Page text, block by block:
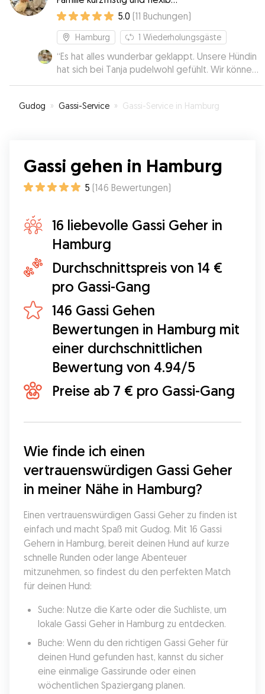
für Euren Vierbeiner bereit!
5.0 (11 Buchungen)
Hamburg 1 Wiederholungsgäste
“Es hat alles wunderbar geklappt. Unsere Hündin
hat sich bei Tanja pudelwohl gefühlt. Wir können
sie uneingeschränkt weiterempfehlen und
Gudog » Gassi-Service » Gassi-Service in Hamburg
Gassi gehen in Hamburg
5 (146 Bewertungen)
16 liebevolle Gassi Geher in
Hamburg
Durchschnittspreis von 14 €
pro Gassi-Gang
146 Gassi Gehen
Bewertungen in Hamburg mit
einer durchschnittlichen
Bewertung von 4.94/5
Preise ab 7 € pro Gassi-Gang
Wie finde ich einen
vertrauenswürdigen Gassi Geher
in meiner Nähe in Hamburg?
Einen vertrauenswürdigen Gassi Geher zu finden ist
einfach und macht Spaß mit Gudog. Mit 16 Gassi
Gehern in Hamburg, bereit deinen Hund auf kurze
schnelle Runden oder lange Abenteuer
mitzunehmen, so findest du den perfekten Match
für deinen Hund:
Suche: Nutze die Karte oder die Suchliste, um
lokale Gassi Geher in Hamburg zu entdecken.
Buche: Wenn du den richtigen Gassi Geher für
deinen Hund gefunden hast, kannst du sicher
eine einmalige Gassirunde oder einen
wöchentlichen Spaziergang planen.